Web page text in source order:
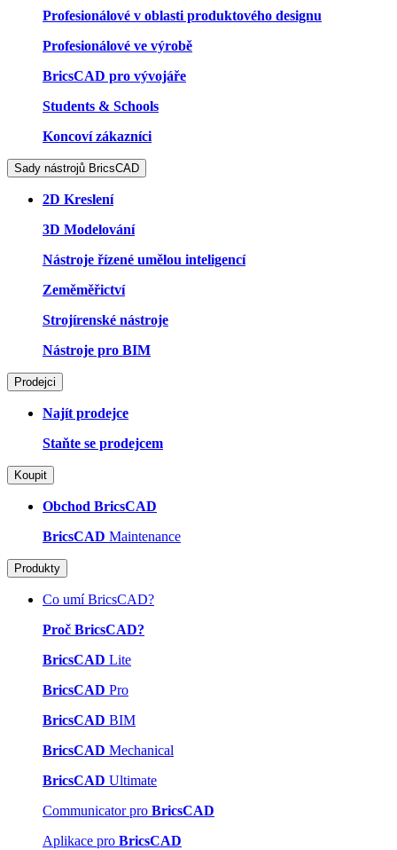
Profesionálové v oblasti produktového designu
Profesionálové ve výrobě
BricsCAD pro vývojáře
Students & Schools
Koncoví zákazníci
Sady nástrojů BricsCAD
2D Kreslení
3D Modelování
Nástroje řízené umělou inteligencí
Zeměměřictví
Strojírenské nástroje
Nástroje pro BIM
Prodejci
Najít prodejce
Staňte se prodejcem
Koupit
Obchod BricsCAD
BricsCAD Maintenance
Produkty
Co umí BricsCAD?
Proč BricsCAD?
BricsCAD Lite
BricsCAD Pro
BricsCAD BIM
BricsCAD Mechanical
BricsCAD Ultimate
Communicator pro BricsCAD
Aplikace pro BricsCAD